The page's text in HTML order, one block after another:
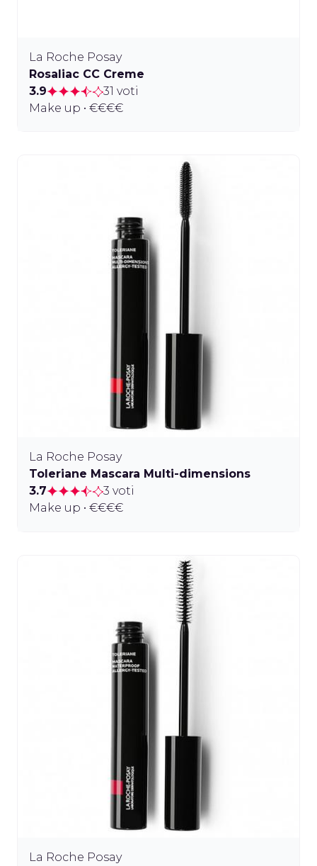
La Roche Posay
Rosaliac CC Creme
3.9
31 voti
Make up • €€€€
La Roche Posay
Toleriane Mascara Multi-dimensions
3.7
3 voti
Make up • €€€€
La Roche Posay